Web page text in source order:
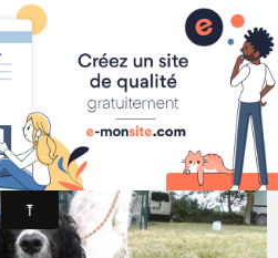
LEWIS
14 Juin 2015